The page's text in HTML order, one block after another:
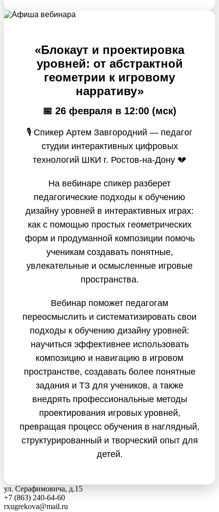
«Блокаут и проектировка
уровней: от абстрактной
геометрии к игровому
нарративу»
📅 26 февраля в 12:00 (мск)
🎙 Спикер Артем Завгородний — педагог
студии интерактивных цифровых
технологий ШКИ г. Ростов-на-Дону 💔
На вебинаре спикер разберет
педагогические подходы к обучению
дизайну уровней в интерактивных играх:
как с помощью простых геометрических
форм и продуманной композиции помочь
ученикам создавать понятные,
увлекательные и осмысленные игровые
пространства.
Вебинар поможет педагогам
переосмыслить и систематизировать свои
подходы к обучению дизайну уровней:
научиться эффективнее использовать
композицию и навигацию в игровом
пространстве, создавать более понятные
задания и ТЗ для учеников, а также
внедрять профессиональные методы
проектирования игровых уровней,
превращая процесс обучения в наглядный,
структурированный и творческий опыт для
детей.
ул. Серафимовича, д.15
+7 (863) 240-64-60
rxugrekova@mail.ru